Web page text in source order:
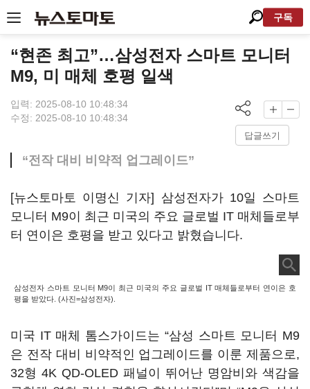
구독
“현존 최고”…삼성전자 스마트 모니터
M9, 미 매체 호평 일색
입력: 2025-08-10 10:48:34
수정: 2025-08-10 10:48:34
답글쓰기
“전작 대비 비약적 업그레이드”
[뉴스토마토 이명신 기자] 삼성전자가 10일 스마트
모니터 M9이 최근 미국의 주요 글로벌 IT 매체들로부
터 연이은 호평을 받고 있다고 밝혔습니다.
삼성전자 스마트 모니터 M9이 최근 미국의 주요 글로벌 IT 매체들로부터 연이은 호
평을 받았다. (사진=삼성전자).
미국 IT 매체 톰스가이드는 “삼성 스마트 모니터 M9
은 전작 대비 비약적인 업그레이드를 이룬 제품으로,
32형 4K QD-OLED 패널이 뛰어난 명암비와 색감을